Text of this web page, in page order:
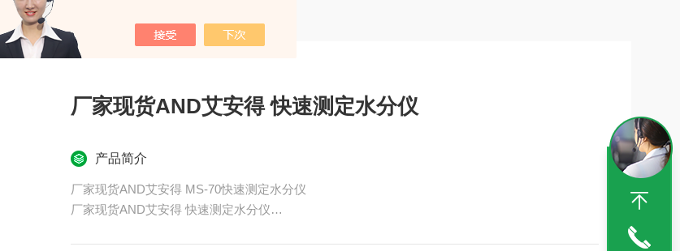
厂家现货AND艾安得 快速测定水分仪
产品简介
厂家现货AND艾安得 MS-70快速测定水分仪
厂家现货AND艾安得 快速测定水分仪